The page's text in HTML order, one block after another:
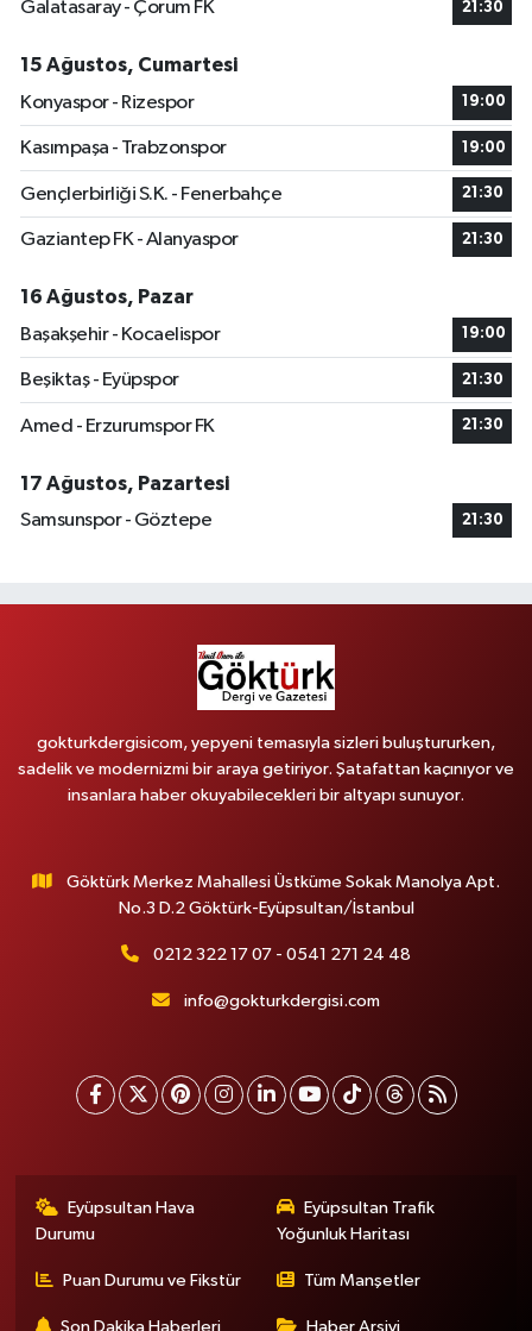
Galatasaray - Çorum FK
21:30
15 Ağustos, Cumartesi
Konyaspor - Rizespor
19:00
Kasımpaşa - Trabzonspor 19:00
Gençlerbirliği S.K. - Fenerbahçe 21:30
Gaziantep FK - Alanyaspor 21:30
16 Ağustos, Pazar
Başakşehir - Kocaelispor
19:00
Beşiktaş - Eyüpspor 21:30
Amed - Erzurumspor FK 21:30
17 Ağustos, Pazartesi
Samsunspor - Göztepe
21:30
gokturkdergisicom, yepyeni temasıyla sizleri buluştururken,
sadelik ve modernizmi bir araya getiriyor. Şatafattan kaçınıyor ve
insanlara haber okuyabilecekleri bir altyapı sunuyor.
Göktürk Merkez Mahallesi Üstküme Sokak Manolya Apt.
No.3 D.2 Göktürk-Eyüpsultan/İstanbul
0212 322 17 07 - 0541 271 24 48
info@gokturkdergisi.com
Eyüpsultan Hava
Durumu
Eyüpsultan Trafik
Yoğunluk Haritası
Puan Durumu ve Fikstür Tüm Manşetler
Son Dakika Haberleri Haber Arşivi